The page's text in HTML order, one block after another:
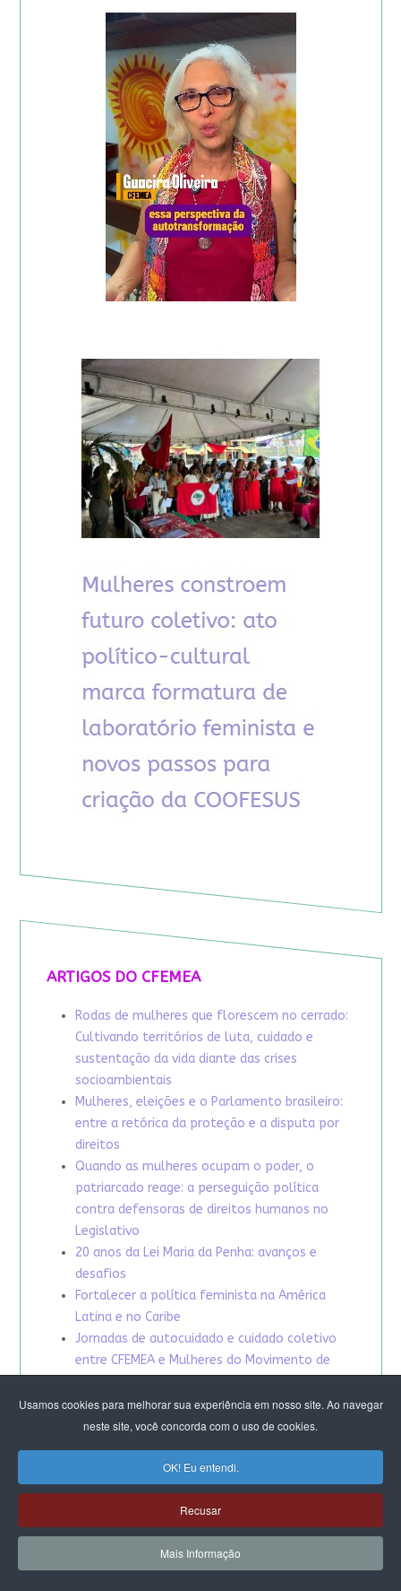
Usamos cookies para melhorar sua experiência em nosso site. Ao navegar
neste site, você concorda com o uso de cookies.
OK! Eu entendi.
Recusar
Mais Informação
ARTIGOS DO CFEMEA
Rodas de mulheres que florescem no cerrado:
Cultivando territórios de luta, cuidado e
sustentação da vida diante das crises
socioambientais
Mulheres, eleições e o Parlamento brasileiro:
entre a retórica da proteção e a disputa por
direitos
Quando as mulheres ocupam o poder, o
patriarcado reage: a perseguição política
contra defensoras de direitos humanos no
Legislativo
20 anos da Lei Maria da Penha: avanços e
desafios
Fortalecer a política feminista na América
Latina e no Caribe
Jornadas de autocuidado e cuidado coletivo
entre CFEMEA e Mulheres do Movimento de
Terra (MST) do Distrito Federal e Entorno